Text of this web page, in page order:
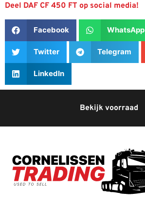
Deel DAF CF 450 FT op social media!
Facebook WhatsApp
Twitter Telegram
LinkedIn
Bekijk voorraad